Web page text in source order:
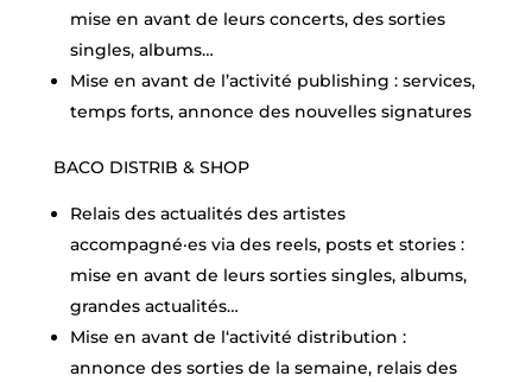
mise en avant de leurs concerts, des sorties
singles, albums…
Mise en avant de l’activité publishing : services,
temps forts, annonce des nouvelles signatures
BACO DISTRIB & SHOP
Relais des actualités des artistes
accompagné·es via des reels, posts et stories :
mise en avant de leurs sorties singles, albums,
grandes actualités…
Mise en avant de l‘activité distribution :
annonce des sorties de la semaine, relais des